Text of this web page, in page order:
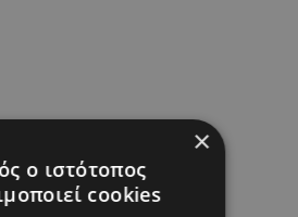
×
ο ιστότοπος
cookies